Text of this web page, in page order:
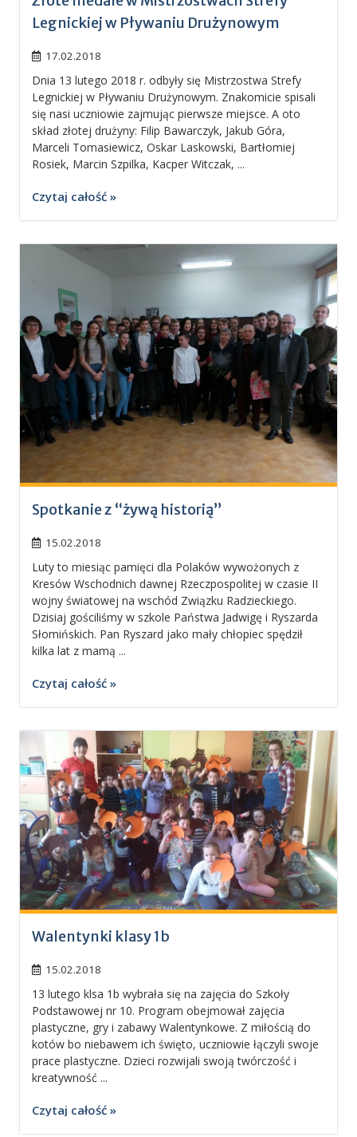
Legnickiej w Pływaniu Drużynowym
17.02.2018
Dnia 13 lutego 2018 r. odbyły się Mistrzostwa Strefy
Legnickiej w Pływaniu Drużynowym. Znakomicie spisali
się nasi uczniowie zajmując pierwsze miejsce. A oto
skład złotej drużyny: Filip Bawarczyk, Jakub Góra,
Marceli Tomasiewicz, Oskar Laskowski, Bartłomiej
Rosiek, Marcin Szpilka, Kacper Witczak, ...
Czytaj całość »
Spotkanie z “żywą historią”
15.02.2018
Luty to miesiąc pamięci dla Polaków wywożonych z
Kresów Wschodnich dawnej Rzeczpospolitej w czasie II
wojny światowej na wschód Związku Radzieckiego.
Dzisiaj gościliśmy w szkole Państwa Jadwigę i Ryszarda
Słomińskich. Pan Ryszard jako mały chłopiec spędził
kilka lat z mamą ...
Czytaj całość »
Walentynki klasy 1b
15.02.2018
13 lutego klsa 1b wybrała się na zajęcia do Szkoły
Podstawowej nr 10. Program obejmował zajęcia
plastyczne, gry i zabawy Walentynkowe. Z miłością do
kotów bo niebawem ich święto, uczniowie łączyli swoje
prace plastyczne. Dzieci rozwijali swoją twórczość i
kreatywność ...
Czytaj całość »